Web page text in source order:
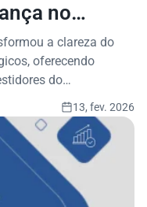
no
a clareza do
oferecendo
do
13, fev. 2026